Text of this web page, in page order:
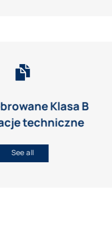
Klasa B
techniczne
See all